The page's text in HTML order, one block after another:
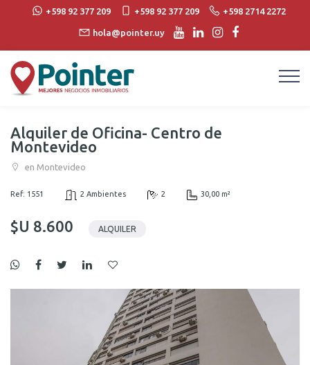
+598 92 377 209 +598 92 377 209 +598 2714 2272
hola@pointer.uy
Alquiler de Oficina- Centro de
Montevideo
en Montevideo
Ref: 1551 2 Ambientes 2 30,00 m²
$U 8.600 ALQUILER